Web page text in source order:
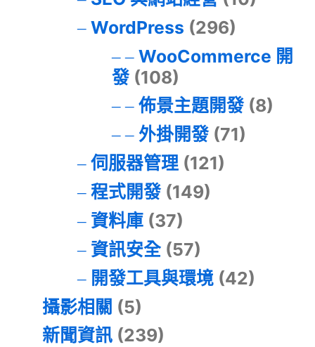
WordPress (296)
WooCommerce 開
發(108)
佈景主題開發(8)
外掛開發(71)
伺服器管理(121)
程式開發(149)
資料庫(37)
資訊安全(57)
開發工具與環境(42)
攝影相關 (5)
新聞資訊 (239)